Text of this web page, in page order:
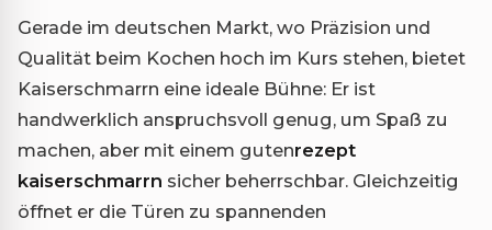
Gerade im deutschen Markt, wo Präzision und
Qualität beim Kochen hoch im Kurs stehen, bietet
Kaiserschmarrn eine ideale Bühne: Er ist
handwerklich anspruchsvoll genug, um Spaß zu
machen, aber mit einem gutenrezept
kaiserschmarrn sicher beherrschbar. Gleichzeitig
öffnet er die Türen zu spannenden